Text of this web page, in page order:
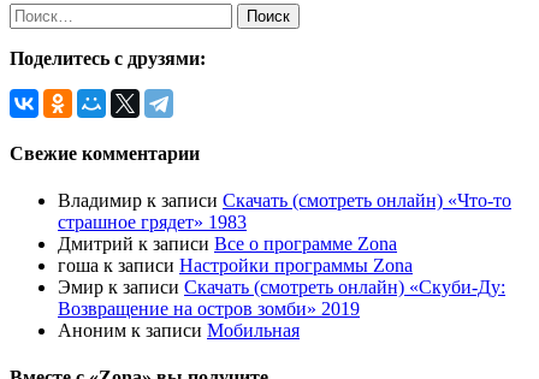
Найти:
Поделитесь с друзями:
Свежие комментарии
Владимир к записи Скачать (смотреть онлайн) «Что-то
страшное грядет» 1983
Дмитрий к записи Все о программе Zona
гоша к записи Настройки программы Zona
Эмир к записи Скачать (смотреть онлайн) «Скуби-Ду:
Возвращение на остров зомби» 2019
Аноним к записи Мобильная